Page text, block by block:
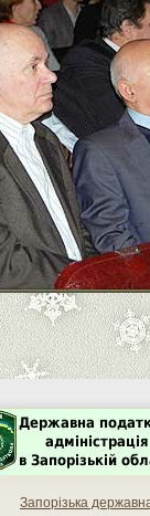
Запорізька